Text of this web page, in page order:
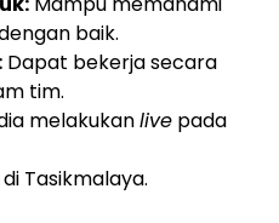
baik.
Dapat bekerja secara
tim.
melakukanlive pada
Tasikmalaya.